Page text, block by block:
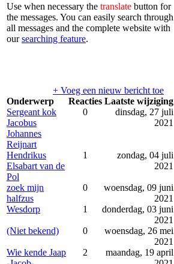
Use when necessary the translate button for
the messages. You can easily search through
all messages and the complete website with
oursearching feature.
+ Voeg een nieuw bericht toe
Onderwerp
Reacties Laatste wijziging
Sergeant kok
Jacobus
Johannes
Reijnart
0
dinsdag, 27 juli
2021
Hendrikus
Elsabart van de
Pol
1
zondag, 04 juli
2021
zoek mijn
halfzus
0
woensdag, 09 juni
2021
Wesdorp
1
donderdag, 03 juni
2021
(Niet bekend)
0
woensdag, 26 mei
2021
Wie kende Jaap
2
maandag, 19 april